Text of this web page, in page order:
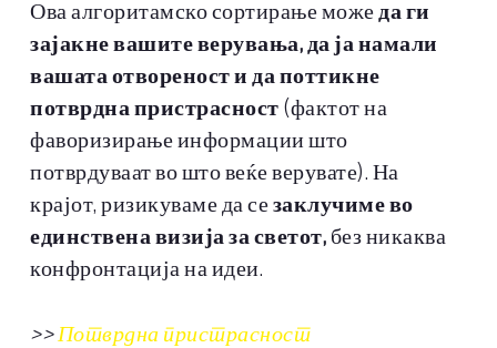
Ова алгоритамско сортирање можеда ги
зајакне вашите верувања, да ја намали
вашата отвореност и да поттикне
потврдна пристрасност (фактот на
фаворизирање информации што
потврдуваат во што веќе верувате). На
крајот, ризикуваме да се заклучиме во
единствена визија за светот, без никаква
конфронтација на идеи.
>>Потврдна пристрасност